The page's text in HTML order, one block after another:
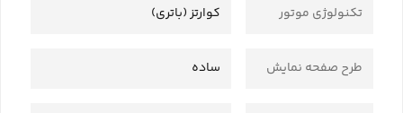
تکنولوژی موتور کوارتز (باتری)
طرح صفحه نمایش ساده